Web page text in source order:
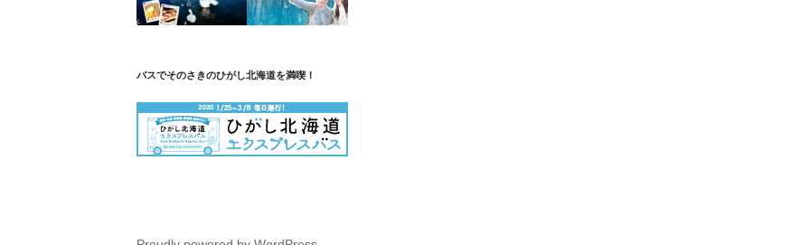
バスでそのさきのひがし北海道を満喫！